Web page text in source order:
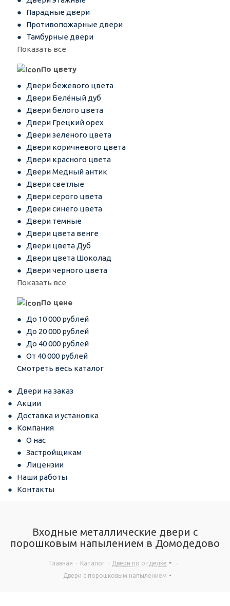
Парадные двери
Противопожарные двери
Тамбурные двери
Показать все
По цвету
Двери бежевого цвета
Двери Белёный дуб
Двери белого цвета
Двери Грецкий орех
Двери зеленого цвета
Двери коричневого цвета
Двери красного цвета
Двери Медный антик
Двери светлые
Двери серого цвета
Двери синего цвета
Двери темные
Двери цвета венге
Двери цвета Дуб
Двери цвета Шоколад
Двери черного цвета
Показать все
По цене
До 10 000 рублей
До 20 000 рублей
До 40 000 рублей
От 40 000 рублей
Смотреть весь каталог
Двери на заказ
Акции
Доставка и установка
Компания
О нас
Застройщикам
Лицензии
Наши работы
Контакты
Входные металлические двери с
порошковым напылением в Домодедово
Главная - Каталог - Двери по отделке
-
Двери с порошковым напылением